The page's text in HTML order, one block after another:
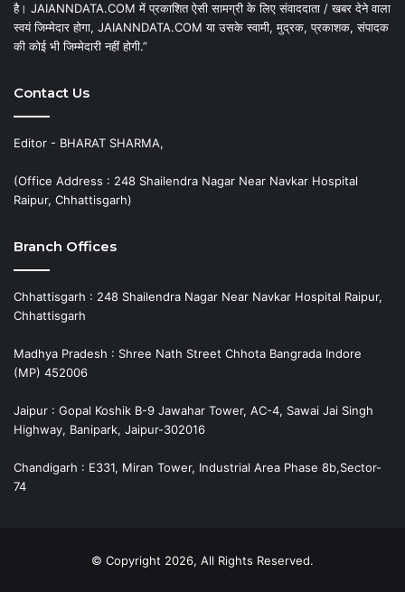
है। JAIANNDATA.COM में प्रकाशित ऐसी सामग्री के लिए संवाददाता / खबर देने वाला
स्वयं जिम्मेदार होगा, JAIANNDATA.COM या उसके स्वामी, मुद्रक, प्रकाशक, संपादक
की कोई भी जिम्मेदारी नहीं होगी.”
Contact Us
Editor - BHARAT SHARMA,
(Office Address : 248 Shailendra Nagar Near Navkar Hospital
Raipur, Chhattisgarh)
Branch Offices
Chhattisgarh : 248 Shailendra Nagar Near Navkar Hospital Raipur,
Chhattisgarh
Madhya Pradesh : Shree Nath Street Chhota Bangrada Indore
(MP) 452006
Jaipur : Gopal Koshik B-9 Jawahar Tower, AC-4, Sawai Jai Singh
Highway, Banipark, Jaipur-302016
Chandigarh : E331, Miran Tower, Industrial Area Phase 8b,Sector-
74
© Copyright 2026, All Rights Reserved.